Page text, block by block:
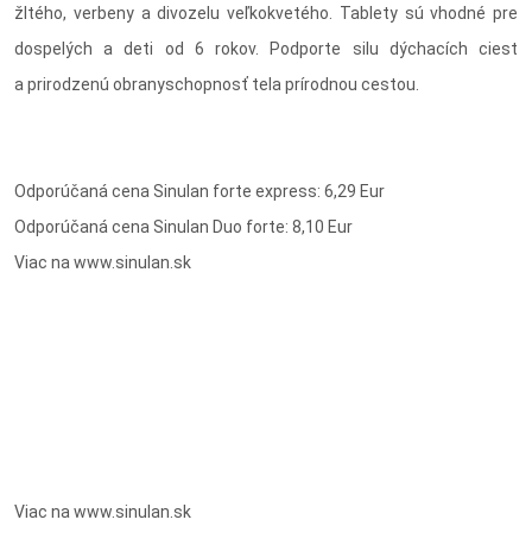
žltého, verbeny a divozelu veľkokvetého. Tablety sú vhodné pre
dospelých a deti od 6 rokov. Podporte silu dýchacích ciest
a prirodzenú obranyschopnosť tela prírodnou cestou.
Odporúčaná cena Sinulan forte express: 6,29 Eur
Odporúčaná cena Sinulan Duo forte: 8,10 Eur
Viac na www.sinulan.sk
Viac na www.sinulan.sk